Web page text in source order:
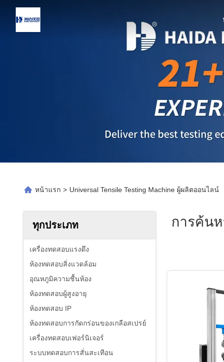
หน้าแรก > Universal Tensile Testing Machine ผู้ผลิตออนไลน์
ทุกประเภท
เครื่องทดสอบแรงดึง
ห้องทดสอบสิ่งแวดล้อม
อุณหภูมิความชื้นห้อง
ห้องทดสอบผู้สูงอายุ
ห้องทดสอบ IP
ห้องทดสอบการกัดกร่อนของเกลือสเปรย์
เครื่องทดสอบเฟอร์นิเจอร์
ระบบทดสอบการสั่นสะเทือน
การค้น